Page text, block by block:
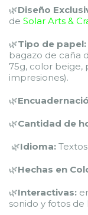
🌿Diseño
de Solar Arts &
🌿Tipo de papel:
bagazo de caña
75g, color beige,
impresiones).
🌿
🌿Cantidad de
🌿Idioma:
🌿Hechas en
🌿Interactivas:
sonido y fotos de